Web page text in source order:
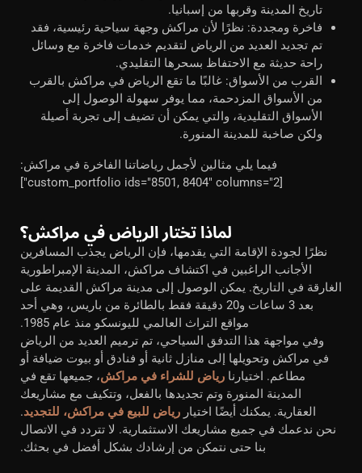
تاريخ المدينة وقربها من إسبانيا.
فاخرة ومجددة: نظرًا لأن مراكش وجهة سياحية رئيسية، فقد
تم تجديد العديد من الرياض لتقديم خدمات فاخرة مع وسائل
راحة حديثة مع الاحتفاظ بسحرها التقليدي.
القرب من الأسواق: غالبًا ما تقع الرياض في مراكش بالقرب
من الأسواق المزدحمة، مما يوفر سهولة الوصول إلى
الأسواق التقليدية، والتي يمكن أن تضيف إلى تجربة أصيلة
ولكن صاخبة للمدينة المنورة.
فيما يلي مثالين لأجمل رياضاتنا الفاخرة في مراكش:
[custom_portfolio ids="8501, 8404" columns="2"]
لماذا تختار الرياض في مراكش؟
نظرًا لجودة الإقامة التي يقدمها، فإن الرياض يجذب المسافرين
الأجانب الراغبين في اكتشاف مراكش، المدينة الإمبراطورية
الغارقة في التاريخ. يمكن الوصول إلى مدينة مراكش القديمة على
بعد 3 ساعات و20 دقيقة فقط بالطائرة من باريس، وهي أحد
مواقع التراث العالمي لليونسكو منذ عام 1985.
وفي مواجهة هذا التدفق السياحي، تم ترميم العديد من الرياض
في مراكش وتحويلها إلى منازل ثانية أو فنادق أو بيوت ضيافة أو
مطاعم. اختيارنا رياض للشراء في مراكش، جميعها تقع في
المدينة المنورة وتم تجديدها بالفعل، وتتكيف مع مشاريعك
العقارية. يمكنك أيضًا اختيار رياض للبيع في مراكش، للتجديد.
نحن ندعمك في جميع مشاريعك الاستثمارية. لا تتردد في الاتصال
بنا حتى نتمكن من إرشادك بشكل أفضل في بحثك.